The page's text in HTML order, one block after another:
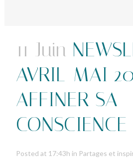
11 Juin
AVRIL-MAI
AFFINER SA
CONSCIENCE
Posted at 17:43h in Partages et